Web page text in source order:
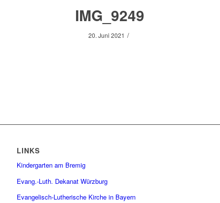
IMG_9249
20. Juni 2021 /
LINKS
Kindergarten am Bremig
Evang.-Luth. Dekanat Würzburg
Evangelisch-Lutherische Kirche in Bayern